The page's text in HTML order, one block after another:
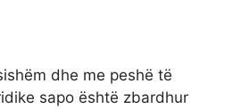
dhe me peshë të
sapo është zbardhur